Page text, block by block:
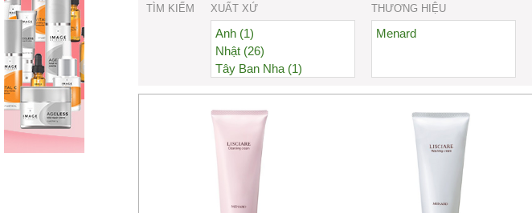
TÌM KIẾM XUẤT XỨ
Anh (1)
Nhật (26)
Tây Ban Nha (1)
THƯƠNG HIỆU
Menard